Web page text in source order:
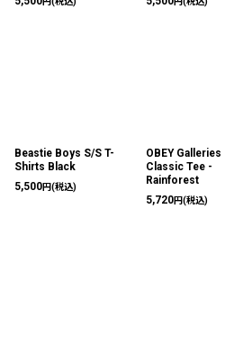
Beastie Boys S/S T-
Shirts Black
5,500円(税込)
OBEY Galleries
Classic Tee -
Rainforest
5,720円(税込)